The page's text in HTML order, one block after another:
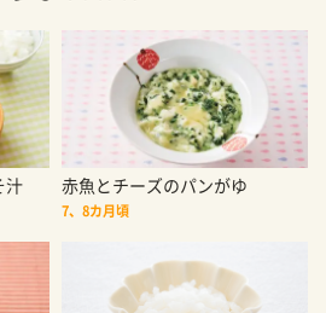
汁 赤魚とチーズのパンがゆ
7、8カ月頃